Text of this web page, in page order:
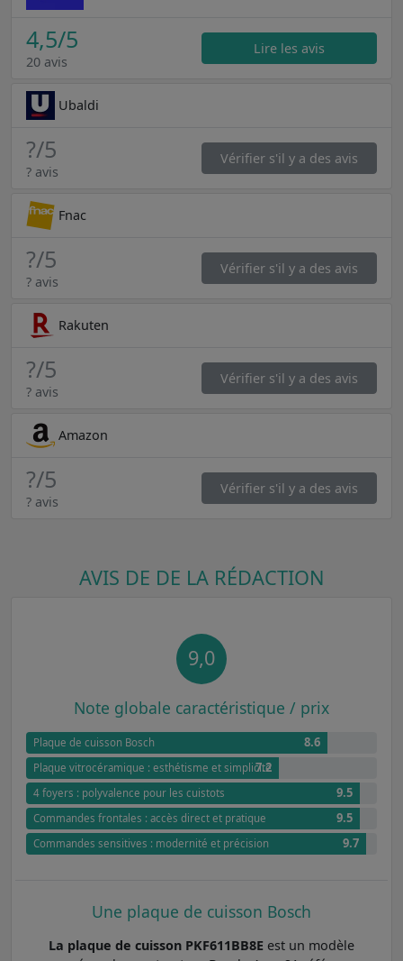
4,5/5
20 avis
Lire les avis
Ubaldi
?/5
? avis
Vérifier s'il y a des avis
Fnac
?/5
? avis
Vérifier s'il y a des avis
Rakuten
?/5
? avis
Vérifier s'il y a des avis
Amazon
?/5
? avis
Vérifier s'il y a des avis
AVIS DE DE LA RÉDACTION
9,0
Note globale caractéristique / prix
Plaque de cuisson Bosch 8.6
Plaque vitrocéramique : esthétisme et simplicité
7.2
4 foyers : polyvalence pour les cuistots 9.5
Commandes frontales : accès direct et pratique 9.5
Commandes sensitives : modernité et précision 9.7
Une plaque de cuisson Bosch
La plaque de cuisson PKF611BB8E est un modèle